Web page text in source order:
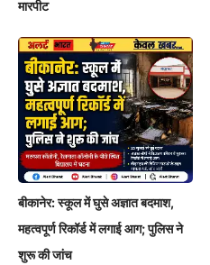
मारपीट
बीकानेर: स्कूल में घुसे अज्ञात बदमाश,
महत्वपूर्ण रिकॉर्ड में लगाई आग; पुलिस ने
शुरू की जांच